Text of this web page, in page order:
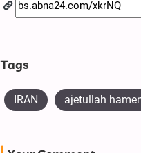
Tags
IRAN ajetullah